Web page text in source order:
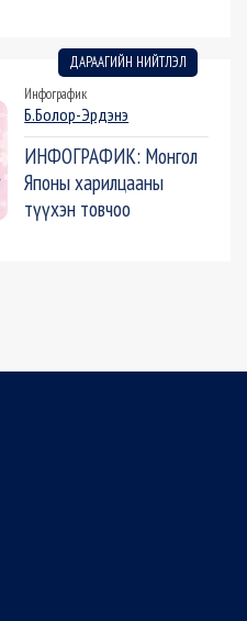
ДАРААГИЙН НИЙТЛЭЛ
Инфографик
Б.Болор-Эрдэнэ
ИНФОГРАФИК: Монгол
Японы харилцааны
түүхэн товчоо